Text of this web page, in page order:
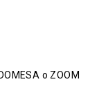
o ZOOM